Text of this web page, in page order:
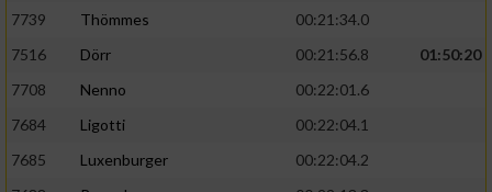
7739
Thömmes
00:21:34.0
7516
Dörr 00:21:56.8
01:50:20
7708
Nenno
00:22:01.6
7684
Ligotti
00:22:04.1
7685
Luxenburger
00:22:04.2